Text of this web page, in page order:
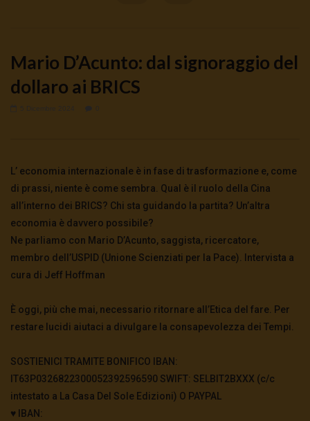
5 Agosto 2026 - LUD:4 Agosto 2026
0
148 0 0
0
144 0 0
Mario D’Acunto: dal signoraggio del
dollaro ai BRICS
L’ economia internazionale è in fase di trasformazione e, come
di prassi, niente è come sembra. Qual è il ruolo della Cina
all’interno dei BRICS? Chi sta guidando la partita? Un’altra
economia è davvero possibile?
Ne parliamo con Mario D’Acunto, saggista, ricercatore,
membro dell’USPID (Unione Scienziati per la Pace). Intervista a
cura di Jeff Hoffman
È oggi, più che mai, necessario ritornare all’Etica del fare. Per
restare lucidi aiutaci a divulgare la consapevolezza dei Tempi.
SOSTIENICI TRAMITE BONIFICO IBAN:
IT63P0326822300052392596590 SWIFT: SELBIT2BXXX (c/c
intestato a La Casa Del Sole Edizioni) O PAYPAL
♥️ IBAN: